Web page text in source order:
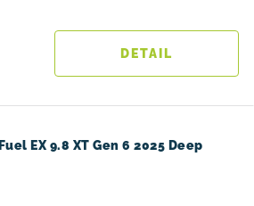
EX 9.8 XT Gen 6 2025 Deep